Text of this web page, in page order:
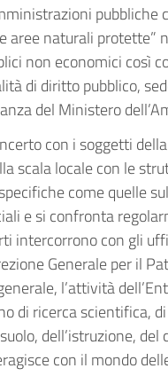
aree naturali
non economici così
di diritto pubblico,
del Ministero
con i soggetti
scala locale con le
come quelle
e si confronta
intercorrono con gli
Generale per il
l’attività
di ricerca scientifica,
dell’istruzione,
con il mondo